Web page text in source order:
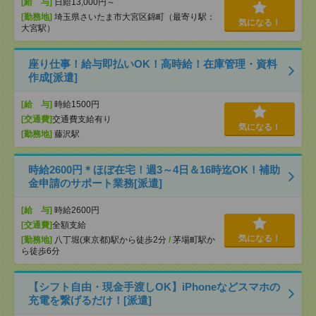
[給 与]
日給13,000円～
[勤務地] 埼玉県さいたま市大宮区錦町（最寄り駅：
大宮駅）
気になる！
座り仕事！給与即払いOK！高時給！在庫管理・資料
作成[派遣]
[給 与] 時給1500円
[交通費]交通費支給有り
[勤務地] 藤沢駅
気になる！
時給2600円＊ほぼ在宅！週3～4日＆16時迄OK！補助
金申請のサポート業務[派遣]
[給 与] 時給2600円
[交通費]全額支給
[勤務地] 八丁堀(東京都)駅から徒歩2分 / 茅場町駅か
ら徒歩6分
気になる！
【シフト自由・現金手渡しOK】iPhoneなどスマホの
充電を繋げるだけ！[派遣]